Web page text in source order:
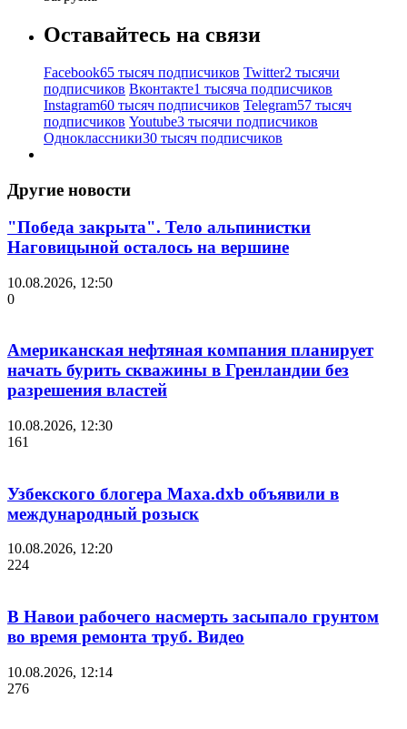
Оставайтесь на связи
Facebook65 тысяч подписчиков Twitter2 тысячи
подписчиков Вконтакте1 тысяча подписчиков
Instagram60 тысяч подписчиков Telegram57 тысяч
подписчиков Youtube3 тысячи подписчиков
Одноклассники30 тысяч подписчиков
Другие новости
"Победа закрыта". Тело альпинистки
Наговицыной осталось на вершине
10.08.2026, 12:50
0
Американская нефтяная компания планирует
начать бурить скважины в Гренландии без
разрешения властей
10.08.2026, 12:30
161
Узбекского блогера Маха.dxb объявили в
международный розыск
10.08.2026, 12:20
224
В Навои рабочего насмерть засыпало грунтом
во время ремонта труб. Видео
10.08.2026, 12:14
276